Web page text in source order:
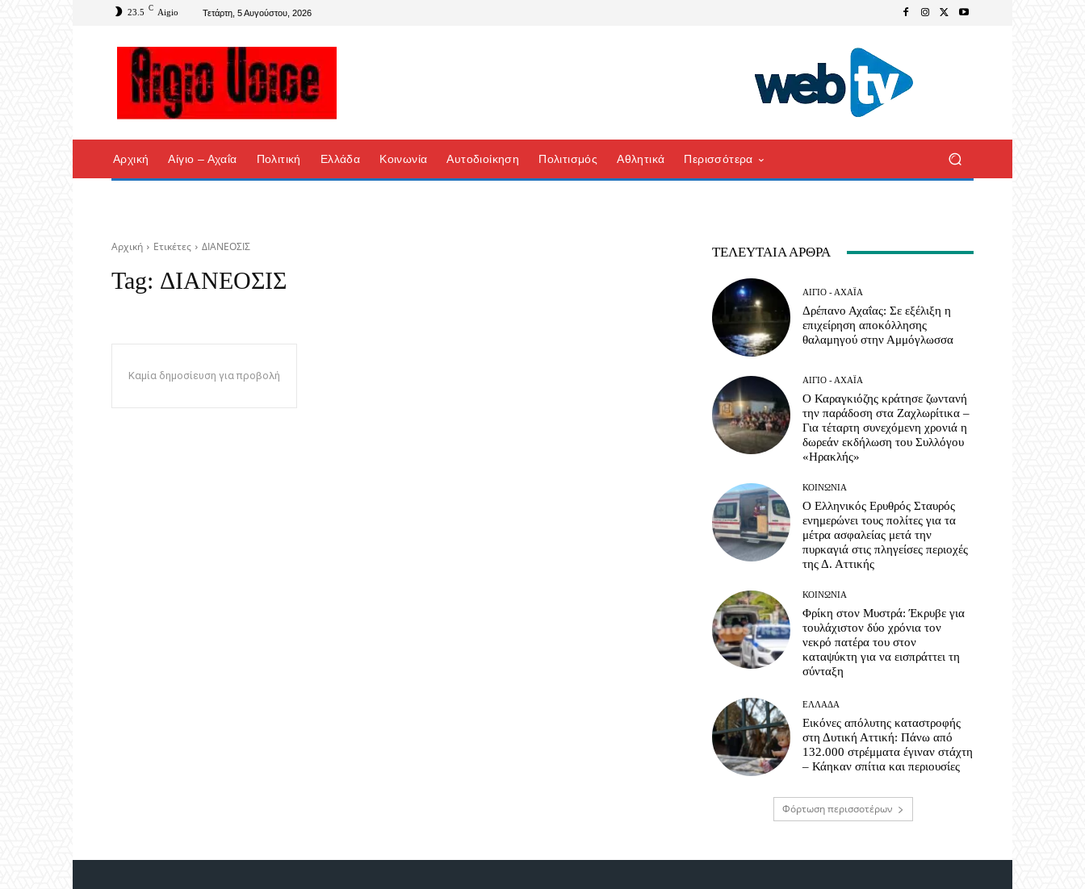
23.5 C Aigio Τετάρτη, 5 Αυγούστου, 2026
Αρχική Αίγιο – Αχαΐα Πολιτική Ελλάδα Κοινωνία Αυτοδιοίκηση Πολιτισμός Αθλητικά Περισσότερα
Αρχική Ετικέτες ΔΙΑΝΕΟΣΙΣ
Tag: ΔΙΑΝΕΟΣΙΣ
Καμία δημοσίευση για προβολή
ΤΕΛΕΥΤΑΊΑ ΆΡΘΡΑ
ΑΊΓΙΟ - ΑΧΑΪ́Α
Δρέπανο Αχαΐας: Σε εξέλιξη η
επιχείρηση αποκόλλησης
θαλαμηγού στην Αμμόγλωσσα
ΑΊΓΙΟ - ΑΧΑΪ́Α
Ο Καραγκιόζης κράτησε ζωντανή
την παράδοση στα Ζαχλωρίτικα –
Για τέταρτη συνεχόμενη χρονιά η
δωρεάν εκδήλωση του Συλλόγου
«Ηρακλής»
ΚΟΙΝΩΝΊΑ
Ο Ελληνικός Ερυθρός Σταυρός
ενημερώνει τους πολίτες για τα
μέτρα ασφαλείας μετά την
πυρκαγιά στις πληγείσες περιοχές
της Δ. Αττικής
ΚΟΙΝΩΝΊΑ
Φρίκη στον Μυστρά: Έκρυβε για
τουλάχιστον δύο χρόνια τον
νεκρό πατέρα του στον
καταψύκτη για να εισπράττει τη
σύνταξη
ΕΛΛΆΔΑ
Εικόνες απόλυτης καταστροφής
στη Δυτική Αττική: Πάνω από
132.000 στρέμματα έγιναν στάχτη
– Κάηκαν σπίτια και περιουσίες
Φόρτωση περισσοτέρων